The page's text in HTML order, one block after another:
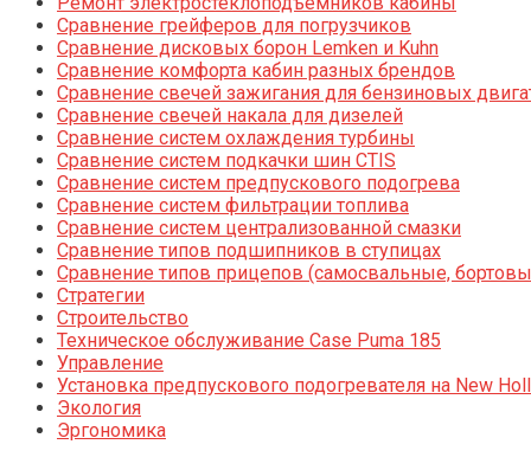
Сравнение грейферов для погрузчиков
Сравнение дисковых борон Lemken и Kuhn
Сравнение комфорта кабин разных брендов
Сравнение свечей зажигания для бензиновых
Сравнение свечей накала для дизелей
Сравнение систем охлаждения турбины
Сравнение систем подкачки шин CTIS
Сравнение систем предпускового подогрева
Сравнение систем фильтрации топлива
Сравнение систем централизованной смазки
Сравнение типов подшипников в ступицах
Сравнение типов прицепов (самосвальные,
Стратегии
Строительство
Техническое обслуживание Case Puma 185
Управление
Установка предпускового подогревателя на New
Экология
Эргономика